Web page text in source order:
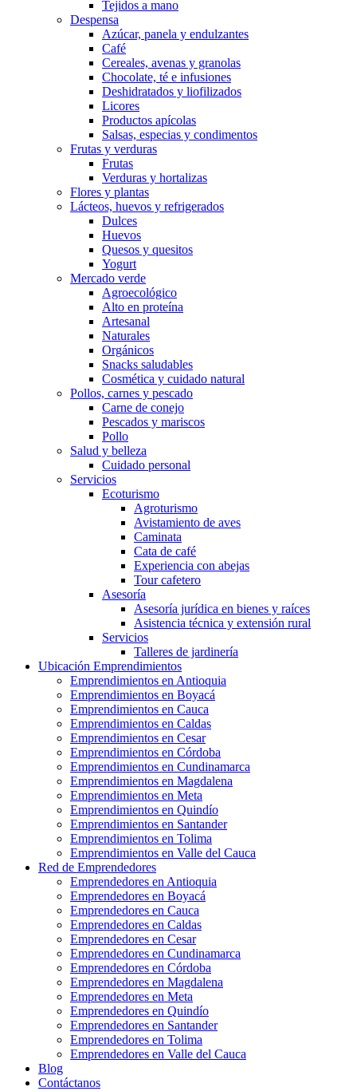
Tejidos a mano
Despensa
Azúcar, panela y endulzantes
Café
Cereales, avenas y granolas
Chocolate, té e infusiones
Deshidratados y liofilizados
Licores
Productos apícolas
Salsas, especias y condimentos
Frutas y verduras
Frutas
Verduras y hortalizas
Flores y plantas
Lácteos, huevos y refrigerados
Dulces
Huevos
Quesos y quesitos
Yogurt
Mercado verde
Agroecológico
Alto en proteína
Artesanal
Naturales
Orgánicos
Snacks saludables
Cosmética y cuidado natural
Pollos, carnes y pescado
Carne de conejo
Pescados y mariscos
Pollo
Salud y belleza
Cuidado personal
Servicios
Ecoturismo
Agroturismo
Avistamiento de aves
Caminata
Cata de café
Experiencia con abejas
Tour cafetero
Asesoría
Asesoría jurídica en bienes y raíces
Asistencia técnica y extensión rural
Servicios
Talleres de jardinería
Ubicación Emprendimientos
Emprendimientos en Antioquia
Emprendimientos en Boyacá
Emprendimientos en Cauca
Emprendimientos en Caldas
Emprendimientos en Cesar
Emprendimientos en Córdoba
Emprendimientos en Cundinamarca
Emprendimientos en Magdalena
Emprendimientos en Meta
Emprendimientos en Quindío
Emprendimientos en Santander
Emprendimientos en Tolima
Emprendimientos en Valle del Cauca
Red de Emprendedores
Emprendedores en Antioquia
Emprendedores en Boyacá
Emprendedores en Cauca
Emprendedores en Caldas
Emprendedores en Cesar
Emprendedores en Cundinamarca
Emprendedores en Córdoba
Emprendedores en Magdalena
Emprendedores en Meta
Emprendedores en Quindío
Emprendedores en Santander
Emprendedores en Tolima
Emprendedores en Valle del Cauca
Blog
Contáctanos